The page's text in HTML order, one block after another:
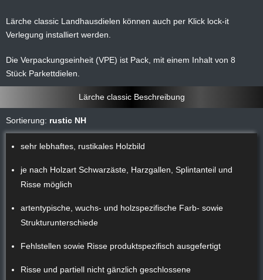
Lärche classic Landhausdielen können auch per Klick lock-it
Verlegung installiert werden.
Die Verpackungseinheit (VPE) ist Pack, mit einem Inhalt von 8
Stück Parkettdielen.
Lärche classic Beschreibung
Sortierung: rustic NH
sehr lebhaftes, rustikales Holzbild
je nach Holzart Schwarzäste, Harzgallen, Splintanteil und
Risse möglich
artentypische, wuchs- und holzspezifische Farb- sowie
Strukturunterschiede
Fehlstellen sowie Risse produktspezifisch ausgefertigt
Risse und partiell nicht gänzlich geschlossene